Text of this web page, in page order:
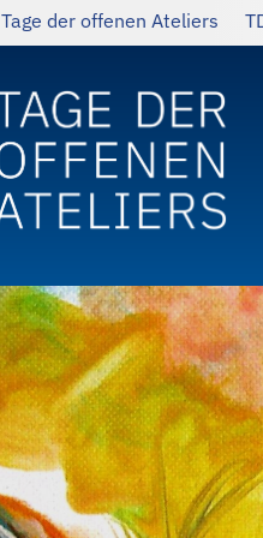
Tage der offenen Ateliers